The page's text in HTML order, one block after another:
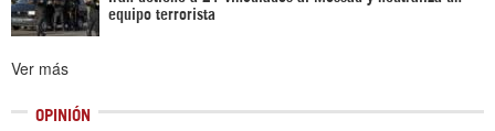
equipo terrorista
Ver más
OPINIÓN